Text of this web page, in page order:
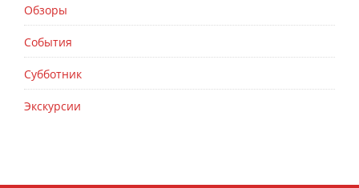
Обзоры
События
Субботник
Экскурсии